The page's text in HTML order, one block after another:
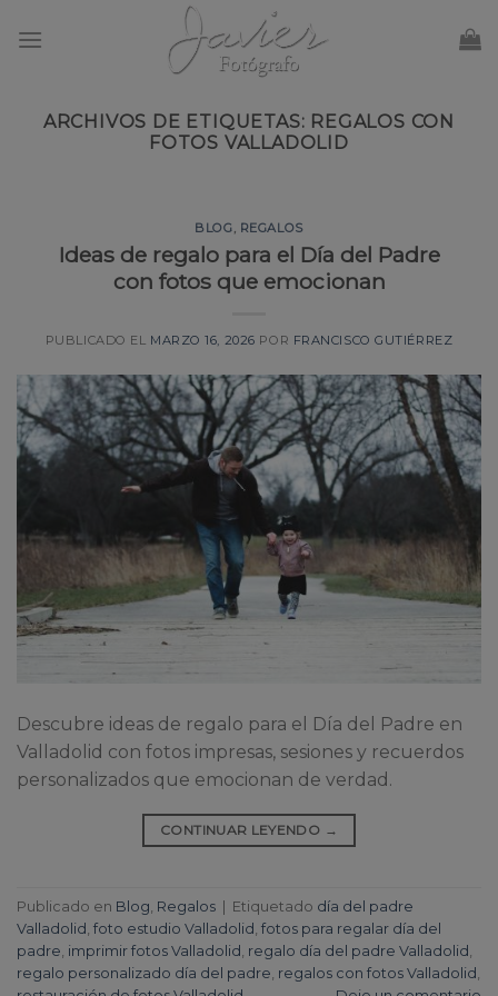
ARCHIVOS DE ETIQUETAS: REGALOS CON
FOTOS VALLADOLID
BLOG, REGALOS
Ideas de regalo para el Día del Padre
con fotos que emocionan
PUBLICADO EL MARZO 16, 2026 POR FRANCISCO GUTIÉRREZ
Descubre ideas de regalo para el Día del Padre en
Valladolid con fotos impresas, sesiones y recuerdos
personalizados que emocionan de verdad.
CONTINUAR LEYENDO →
Publicado en Blog Regalos | Etiquetado día del padre
Valladolid foto estudio Valladolid fotos para regalar día del
padre imprimir fotos Valladolid regalo día del padre Valladolid
regalo personalizado día del padre regalos con fotos Valladolid